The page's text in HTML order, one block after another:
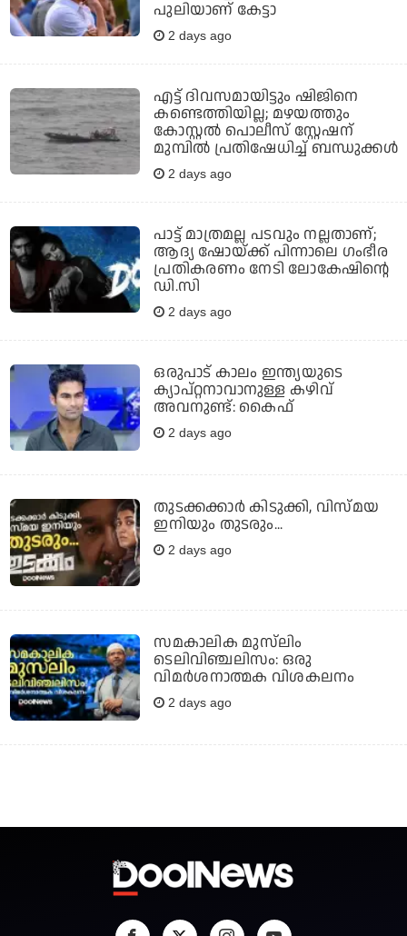
പുലിയാണ് കേട്ടാ
2 days ago
എട്ട് ദിവസമായിട്ടും ഷിജിനെ
കണ്ടെത്തിയില്ല; മഴയത്തും
കോസ്റ്റല്‍ പൊലീസ് സ്റ്റേഷന്
മുമ്പില്‍ പ്രതിഷേധിച്ച് ബന്ധുക്കള്‍
2 days ago
പാട്ട് മാത്രമല്ല പടവും നല്ലതാണ്;
ആദ്യ ഷോയ്ക്ക് പിന്നാലെ ഗംഭീര
പ്രതികരണം നേടി ലോകേഷിന്റെ
ഡി.സി
2 days ago
ഒരുപാട് കാലം ഇന്ത്യയുടെ
ക്യാപ്റ്റനാവാനുള്ള കഴിവ്
അവനുണ്ട്: കൈഫ്
2 days ago
തുടക്കക്കാര്‍ കിടുക്കി, വിസ്മയ
ഇനിയും തുടരും...
2 days ago
സമകാലിക മുസ്‌ലിം
ടെലിവിഞ്ചലിസം: ഒരു
വിമര്‍ശനാത്മക വിശകലനം
2 days ago